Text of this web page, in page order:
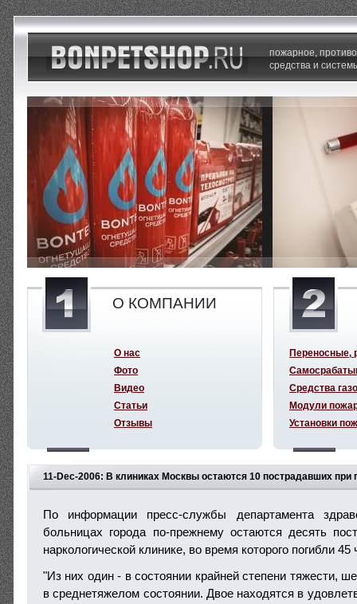
11-Dec-2006: В клиниках Москвы остаются 10 пострадавших при
По информации пресс-службы департамента
больницах города по-прежнему остаются десять
наркологической клинике, во время которого погибли 45
"Из них один - в состоянии крайней степени тяжести,
в среднетяжелом состоянии. Двое находятся в
пожарное,
средства и
О КОМПАНИИ
О нас
Фото
Видео
Статьи
Отзывы
Переносные,
Средства
Модули
Установки